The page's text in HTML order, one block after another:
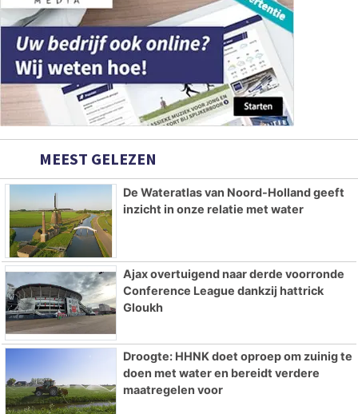
MEEST GELEZEN
De Wateratlas van Noord-Holland geeft
inzicht in onze relatie met water
Ajax overtuigend naar derde voorronde
Conference League dankzij hattrick
Gloukh
Droogte: HHNK doet oproep om zuinig te
doen met water en bereidt verdere
maatregelen voor